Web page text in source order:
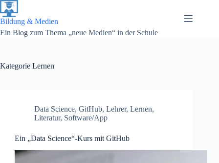
Zum
Inhalt
springen
Bildung & Medien
Ein Blog zum Thema „neue Medien“ in der Schule
Kategorie Lernen
Data Science, GitHub, Lehrer, Lernen,
Literatur, Software/App
Ein „Data Science“-Kurs mit GitHub